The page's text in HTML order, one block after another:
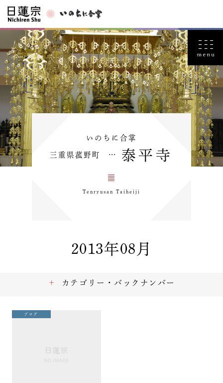
いのちに合掌
三重県菰野町 … 泰平寺
Tenryusan Taiheiji
2013年08月
ブログ
カテゴリー・バックナンバー